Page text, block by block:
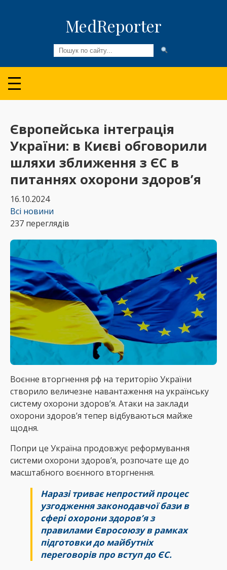
MedReporter
Всі новини
Огляди та Аналітика
Медспільнота
Колонки
Відео
Європейська інтеграція
України: в Києві обговорили
шляхи зближення з ЄС в
питаннях охорони здоров’я
16.10.2024
Всі новини
237 переглядів
Воєнне вторгнення рф на територію України
створило величезне навантаження на українську
систему охорони здоров’я. Атаки на заклади
охорони здоров’я тепер відбуваються майже
щодня.
Попри це Україна продовжує реформування
системи охорони здоров’я, розпочате ще до
масштабного воєнного вторгнення.
Наразі триває непростий процес
узгодження законодавчої бази в
сфері охорони здоров’я з
правилами Євросоюзу в рамках
підготовки до майбутніх
переговорів про вступ до ЄС.